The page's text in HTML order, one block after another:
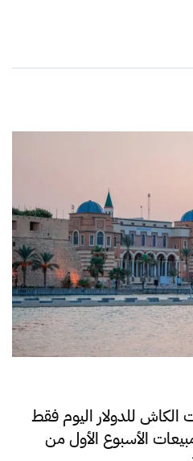
للدولار اليوم فقط
ومبيعات الأسبوع الأول من